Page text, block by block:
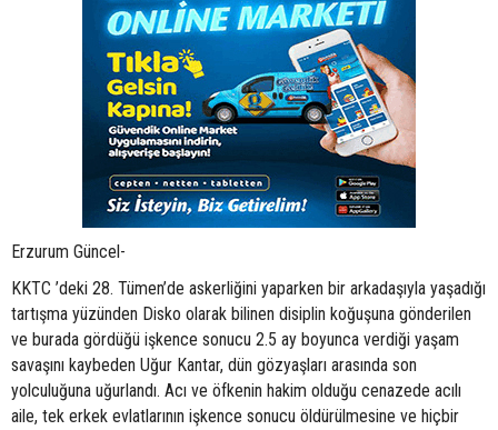
Erzurum Güncel-
KKTC ’deki 28. Tümen’de askerliğini yaparken bir arkadaşıyla yaşadığı
tartışma yüzünden Disko olarak bilinen disiplin koğuşuna gönderilen
ve burada gördüğü işkence sonucu 2.5 ay boyunca verdiği yaşam
savaşını kaybeden Uğur Kantar, dün gözyaşları arasında son
yolculuğuna uğurlandı. Acı ve öfkenin hakim olduğu cenazede acılı
aile, tek erkek evlatlarının işkence sonucu öldürülmesine ve hiçbir